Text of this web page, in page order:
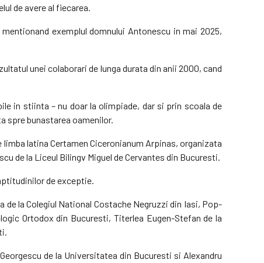
de avere al fiecarea.
exemplul domnului Antonescu in mai 2025,
unei colaborari de lunga durata din anii 2000, cand
in stiinta – nu doar la olimpiade, dar si prin scoala de
spre bunastarea oamenilor.
latina Certamen Ciceronianum Arpinas, organizata
de la Liceul Bilingv Miguel de Cervantes din Bucuresti.
de exceptie.
la Colegiul National Costache Negruzzi din Iasi, Pop-
Ortodox din Bucuresti, Titerlea Eugen-Stefan de la
de la Universitatea din Bucuresti si Alexandru